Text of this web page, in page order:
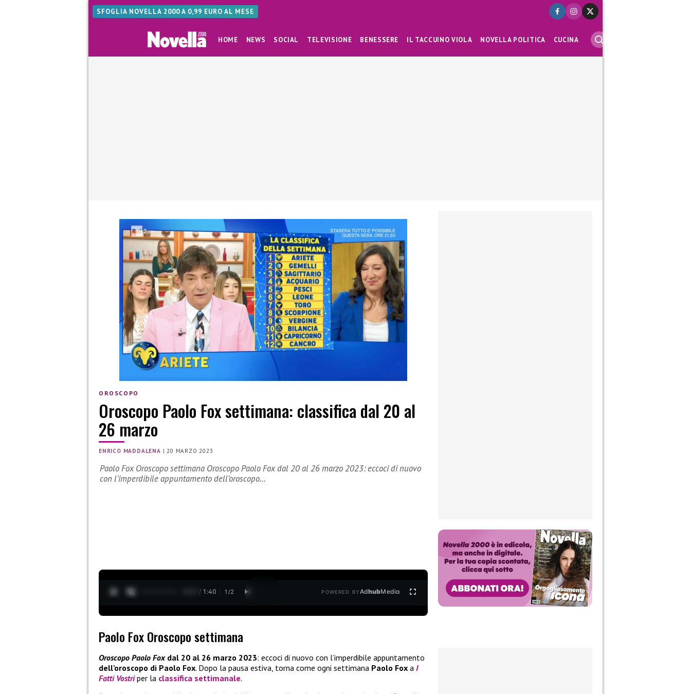
SFOGLIA NOVELLA 2000 A 0,99 EURO AL MESE
HOME NEWS SOCIAL TELEVISIONE BENESSERE IL TACCUINO VIOLA NOVELLA POLITICA CUCINA
OROSCOPO
Oroscopo Paolo Fox settimana: classifica dal 20 al
26 marzo
ENRICO MADDALENA |20 MARZO 2023
Paolo Fox Oroscopo settimana Oroscopo Paolo Fox dal 20 al 26 marzo 2023: eccoci di nuovo
con l’imperdibile appuntamento dell’oroscopo…
0:28 / 1:40 1 /2 POWERED BYAdhubMedia
Paolo Fox Oroscopo settimana
Oroscopo Paolo Fox dal 20 al 26 marzo 2023: eccoci di nuovo con l’imperdibile appuntamento
dell’oroscopo di Paolo Fox. Dopo la pausa estiva, torna come ogni settimana Paolo Fox a I
Fatti Vostriper la classifica settimanale.